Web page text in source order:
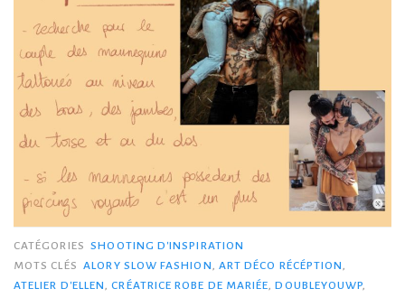
CATÉGORIES SHOOTING D'INSPIRATION
MOTS CLÉS ALORY SLOW FASHION, ART DÉCO RÉCÉPTION,
ATELIER D'ELLEN,CRÉATRICE ROBE DE MARIÉE,DOUBLEYOUWP,